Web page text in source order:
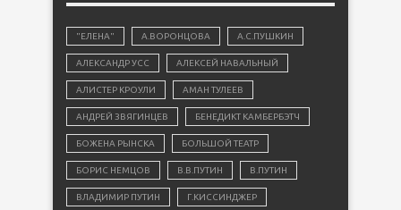
"ЕЛЕНА" А.ВОРОНЦОВА А.С.ПУШКИН
АЛЕКСАНДР УСС АЛЕКСЕЙ НАВАЛЬНЫЙ
АЛИСТЕР КРОУЛИ АМАН ТУЛЕЕВ
АНДРЕЙ ЗВЯГИНЦЕВ БЕНЕДИКТ КАМБЕРБЭТЧ
БОЖЕНА РЫНСКА БОЛЬШОЙ ТЕАТР
БОРИС НЕМЦОВ В.В.ПУТИН В.ПУТИН
ВЛАДИМИР ПУТИН Г.КИССИНДЖЕР